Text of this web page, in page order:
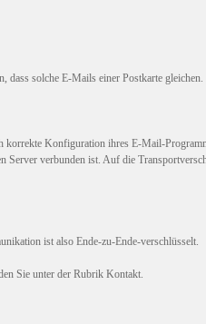
dass solche E-Mails einer Postkarte gleichen.
Konfiguration ihres E-Mail-
verbunden ist. Auf die
ist also Ende-zu-Ende-verschlüsselt.
Sie unter der Rubrik Kontakt.